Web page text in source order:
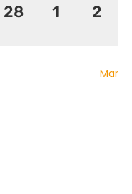
0
28
0
1
0
2
Mar